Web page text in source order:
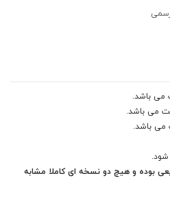
بوده و هیچ دو نسخه ای کاملا مشابه